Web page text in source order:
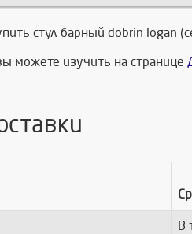
стул барный dobrin logan
можете изучить на странице
В